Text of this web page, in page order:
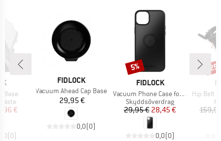
Base
pris
€
(0)
VARUMÄRKE
FIDLOCK
Produkter
Vacuum Ahead Cap Base
Pris
29,95 €
0,0(0)
VARUMÄRKE
FIDLOCK
Produkter
Vacuum Phone Case for iPhone 15 Plus
Produktgrupp
Skyddsöverdrag
Pris
29,95 €Reducerat pris
28,45 €
0,0(0)
Rabatt
5%
Produkter
Hip Belt + Hermetic